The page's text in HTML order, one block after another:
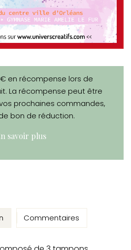
en récompense lors de
La récompense peut être
prochaines commandes,
bon de réduction.
savoir plus
Commentaires